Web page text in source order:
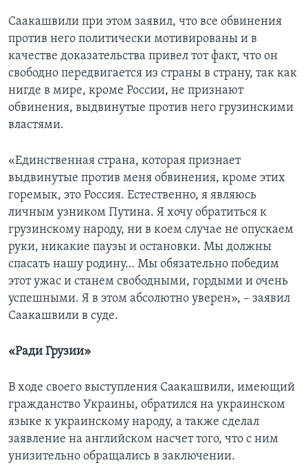
Саакашвили при этом заявил, что все обвинения
против него политически мотивированы и в
качестве доказательства привел тот факт, что он
свободно передвигается из страны в страну, так как
нигде в мире, кроме России, не признают
обвинения, выдвинутые против него грузинскими
властями.
«Единственная страна, которая признает
выдвинутые против меня обвинения, кроме этих
горемык, это Россия. Естественно, я являюсь
личным узником Путина. Я хочу обратиться к
грузинскому народу, ни в коем случае не опускаем
руки, никакие паузы и остановки. Мы должны
спасать нашу родину… Мы обязательно победим
этот ужас и станем свободными, гордыми и очень
успешными. Я в этом абсолютно уверен», – заявил
Саакашвили в суде.
«Ради Грузии»
В ходе своего выступления Саакашвили, имеющий
гражданство Украины, обратился на украинском
языке к украинскому народу, а также сделал
заявление на английском насчет того, что с ним
унизительно обращались в заключении.